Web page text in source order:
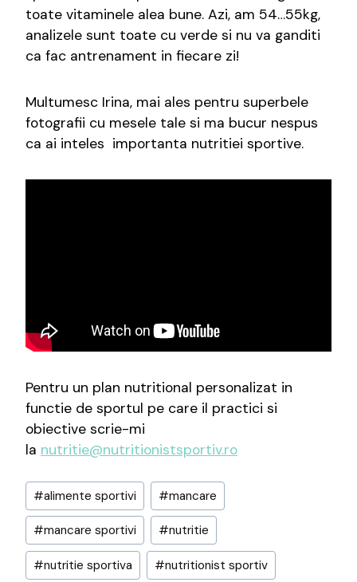
toate vitaminele alea bune. Azi, am 54…55kg,
analizele sunt toate cu verde si nu va ganditi
ca fac antrenament in fiecare zi!
Multumesc Irina, mai ales pentru superbele
fotografii cu mesele tale si ma bucur nespus
ca ai inteles importanta nutritiei sportive.
Pentru un plan nutritional personalizat in
functie de sportul pe care il practici si
obiective scrie-mi
la nutritie@nutritionistsportiv.ro
Post
Tags:
#alimente sportivi #mancare
#mancare sportivi #nutritie
#nutritie sportiva #nutritionist sportiv